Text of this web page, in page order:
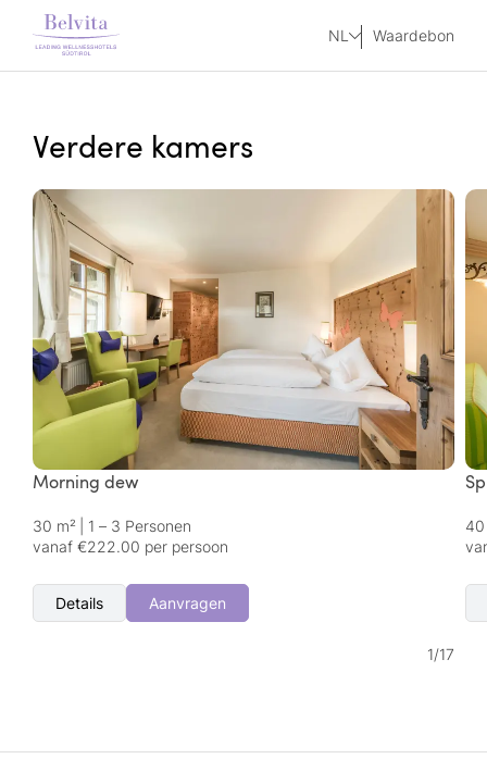
NL Waardebon
Verdere kamers
Morning dew
30 m²
1 – 3 Personen
vanaf €222.00 per persoon
Details Aanvragen
40
1/17